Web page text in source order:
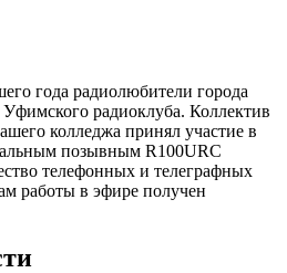
года радиолюбители города
радиоклуба. Коллектив
колледжа принял участие в
позывным R100URC
телефонных и телеграфных
работы в эфире получен